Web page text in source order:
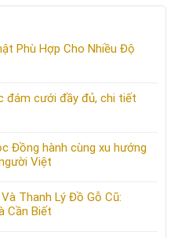
Phù Hợp Cho Nhiều Độ
đám cưới đầy đủ, chi tiết
Đồng hành cùng xu hướng
Việt
Thanh Lý Đồ Gỗ Cũ:
Cần Biết